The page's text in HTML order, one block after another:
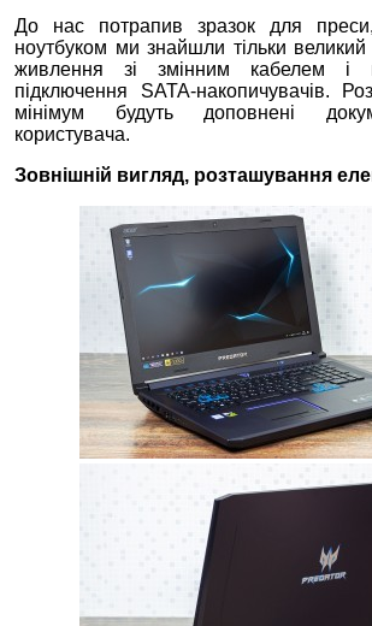
До нас потрапив зразок для
ноутбуком ми знайшли тільки
живлення зі змінним кабелем і
підключення SATA-накопичувачів.
мінімум будуть доповнені
користувача.
Зовнішній вигляд, розташування